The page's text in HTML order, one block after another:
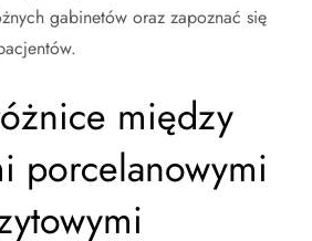
gabinetów oraz zapoznać się
między
porcelanowymi